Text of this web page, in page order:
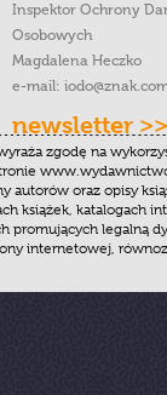
Inspektor Ochrony
Osobowych
Magdalena Heczko
e-mail:
newsletter >>
zgodę na
autorów oraz opisy
książek, katalogach
promujących legalną
internetowej,